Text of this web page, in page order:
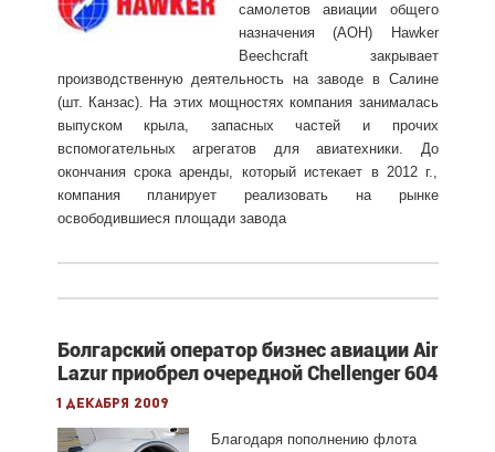
самолетов авиации общего
назначения (АОН) Hawker
Beechcraft закрывает
производственную деятельность на заводе в Салине
(шт. Канзас). На этих мощностях компания занималась
выпуском крыла, запасных частей и прочих
вспомогательных агрегатов для авиатехники. До
окончания срока аренды, который истекает в 2012 г.,
компания планирует реализовать на рынке
освободившиеся площади завода
Болгарский оператор бизнес авиации Air
Lazur приобрел очередной Chellenger 604
1 декабря 2009
Благодаря пополнению флота